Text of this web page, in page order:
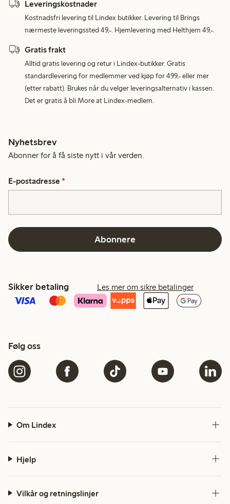
Leveringskostnader
Kostnadsfri levering til Lindex butikker. Levering til Brings
nærmeste leveringssted 49,-. Hjemlevering med Helthjem 49,-.
Gratis frakt
Alltid gratis levering og retur i Lindex-butikker. Gratis
standardlevering for medlemmer ved kjøp for 499,- eller mer
(etter rabatt). Brukes når du velger leveringsalternativ i kassen.
Det er gratis å bli More at Lindex-medlem.
Nyhetsbrev
Abonner for å få siste nytt i vår verden.
E-postadresse *
Abonnere
Sikker betaling Les mer om sikre betalinger
Følg oss
Om Lindex
Hjelp
Vilkår og retningslinjer